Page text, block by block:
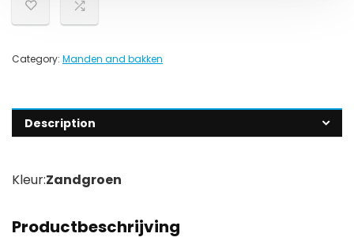
Category: Manden and bakken
Description
Kleur:Zandgroen
Productbeschrijving